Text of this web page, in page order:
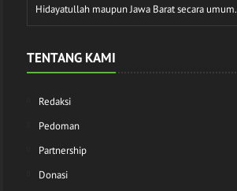
Hidayatullah maupun Jawa Barat secara umum.
TENTANG KAMI
Redaksi
Pedoman
Partnership
Donasi